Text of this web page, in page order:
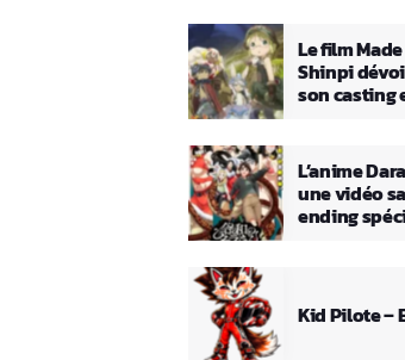
Le film
Shinpi
son casting
L’anime
une vidéo
ending
Kid Pilote –